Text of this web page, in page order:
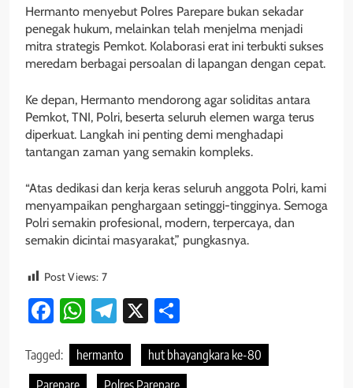
Hermanto menyebut Polres Parepare bukan sekadar
penegak hukum, melainkan telah menjelma menjadi
mitra strategis Pemkot. Kolaborasi erat ini terbukti sukses
meredam berbagai persoalan di lapangan dengan cepat.
Ke depan, Hermanto mendorong agar soliditas antara
Pemkot, TNI, Polri, beserta seluruh elemen warga terus
diperkuat. Langkah ini penting demi menghadapi
tantangan zaman yang semakin kompleks.
“Atas dedikasi dan kerja keras seluruh anggota Polri, kami
menyampaikan penghargaan setinggi-tingginya. Semoga
Polri semakin profesional, modern, terpercaya, dan
semakin dicintai masyarakat,” pungkasnya.
Post Views: 7
Facebook
WhatsApp
Telegram
X
Tagged: hermanto
hut bhayangkara ke-80
Parepare
Polres Parepare